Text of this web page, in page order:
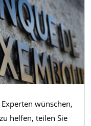
wünschen,
helfen, teilen Sie